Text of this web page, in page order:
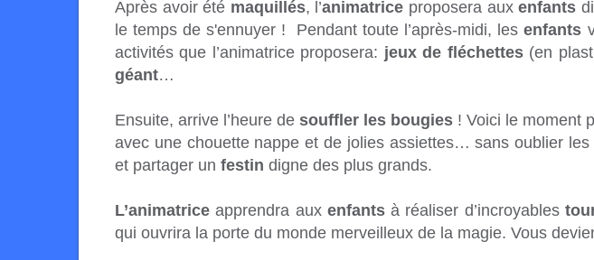
Après avoir été maquillés, l’animatrice proposera auxenfants
le temps de s'ennuyer ! Pendant toute l’après-midi, les enfants
activités que l’animatrice proposera: jeux de fléchettes(en
géant…
Ensuite, arrive l’heure de souffler les bougies ! Voici le moment
avec une chouette nappe et de jolies assiettes… sans oublier
et partager un festin digne des plus grands.
L’animatrice apprendra aux enfantsà réaliser d’incroyables
qui ouvrira la porte du monde merveilleux de la magie. Vous